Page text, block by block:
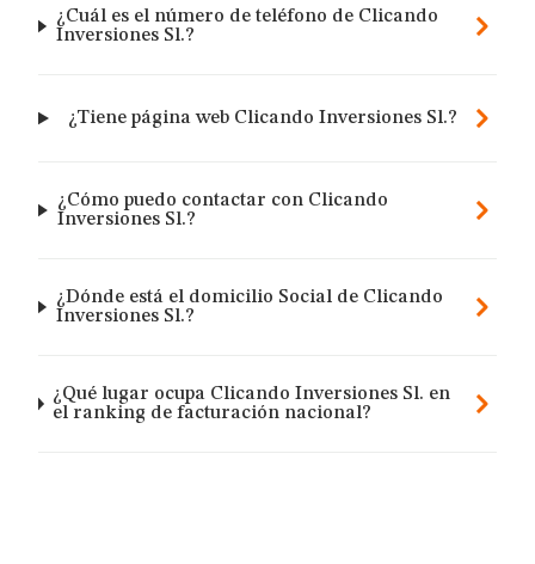
¿Cuál es el número de teléfono de Clicando
Inversiones Sl.?
¿Tiene página web Clicando Inversiones Sl.?
¿Cómo puedo contactar con Clicando
Inversiones Sl.?
¿Dónde está el domicilio Social de Clicando
Inversiones Sl.?
¿Qué lugar ocupa Clicando Inversiones Sl. en
el ranking de facturación nacional?